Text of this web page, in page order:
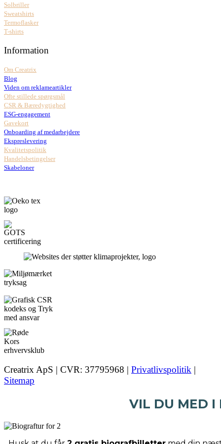
Solbriller
Sweatshirts
Termoflasker
T-shirts
Information
Om Creatrix
Blog
Viden om reklameartikler
Ofte stillede spørgsmål
CSR & Bæredygtighed
ESG-engagement
Gavekort
Onboarding af medarbejdere
Ekspreslevering
Kvalitetspolitik
Handelsbetingelser
Skabeloner
Creatrix ApS | CVR: 37795968 | Privatlivspolitik |
Sitemap
VIL DU MED I